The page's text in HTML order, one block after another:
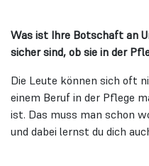
Was ist Ihre Botschaft an
sicher sind, ob sie in der
Die Leute können sich oft
einem Beruf in der Pflege
ist. Das muss man schon
und dabei lernst du dich